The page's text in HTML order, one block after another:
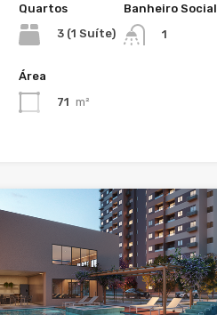
Quartos
3 (1 Suíte)
Banheiro Social
1
Área
71 m²